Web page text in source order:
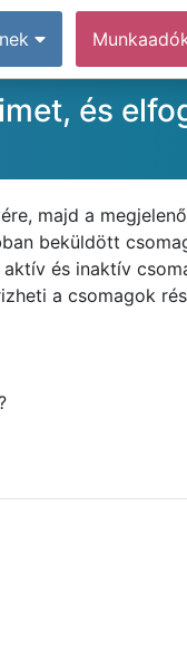
és
majd a
beküldött
és inaktív
a csomagok